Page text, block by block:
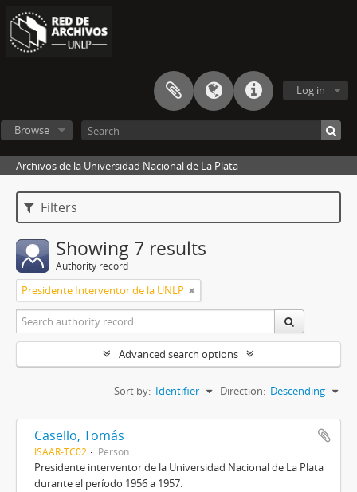
Log in
Browse
Archivos de la Universidad Nacional de La Plata
Filters
Showing 7 results
Authority record
Presidente Interventor de la UNLP
Advanced search options
Sort by: Identifier Direction: Descending
Casello, Tomás
ISAAR-TC02 Person
Presidente interventor de la Universidad Nacional de La Plata
durante el período 1956 a 1957.